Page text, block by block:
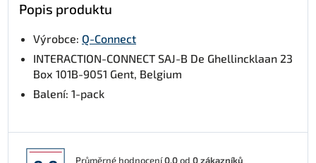
Popis produktu
Výrobce: Q-Connect
INTERACTION-CONNECT SAJ-B De Ghellincklaan 23
Box 101B-9051 Gent, Belgium
Balení: 1-pack
Průměrné hodnocení0,0od 0zákazníků